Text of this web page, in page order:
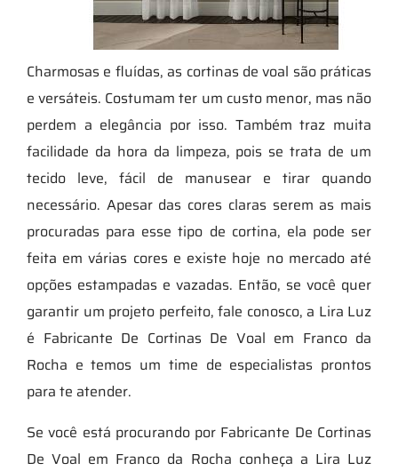
Charmosas e fluídas, as cortinas de voal são práticas
e versáteis. Costumam ter um custo menor, mas não
perdem a elegância por isso. Também traz muita
facilidade da hora da limpeza, pois se trata de um
tecido leve, fácil de manusear e tirar quando
necessário. Apesar das cores claras serem as mais
procuradas para esse tipo de cortina, ela pode ser
feita em várias cores e existe hoje no mercado até
opções estampadas e vazadas. Então, se você quer
garantir um projeto perfeito, fale conosco, a Lira Luz
é Fabricante De Cortinas De Voal em Franco da
Rocha e temos um time de especialistas prontos
para te atender.
Se você está procurando por Fabricante De Cortinas
De Voal em Franco da Rocha conheça a Lira Luz